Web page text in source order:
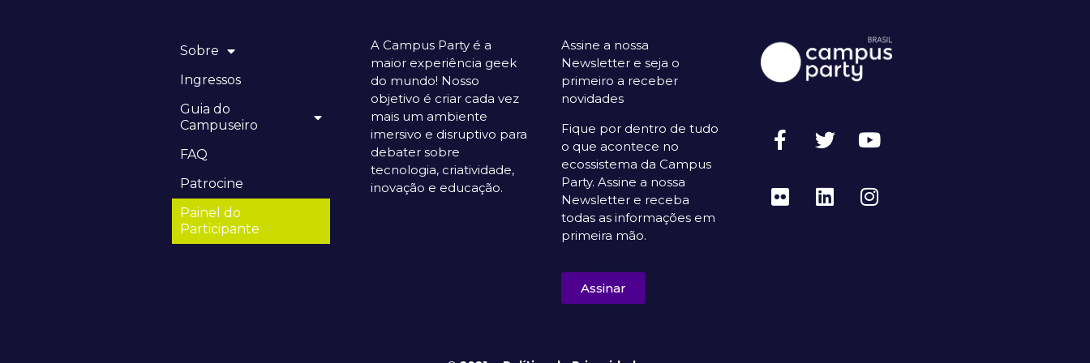
Sobre
Ingressos
Guia do
Campuseiro
FAQ
Patrocine
Painel do
Participante
A Campus Party é a
maior experiência geek
do mundo! Nosso
objetivo é criar cada vez
mais um ambiente
imersivo e disruptivo para
debater sobre
tecnologia, criatividade,
inovação e educação.
Assine a nossa
Newsletter e seja o
primeiro a receber
novidades
Fique por dentro de tudo
o que acontece no
ecossistema da Campus
Party. Assine a nossa
Newsletter e receba
todas as informações em
primeira mão.
Assinar